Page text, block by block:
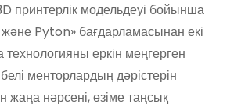
принтерлік модельдеуі бойынша
Pyton» бағдарламасынан екі
технологияны еркін меңгерген
менторлардың дәрістерін
жаңа нәрсені, өзіме таңсық